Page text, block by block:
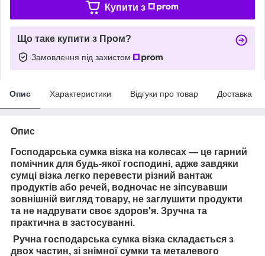
Купити з
Що таке купити з Пром?
Замовлення під захистом
Опис Характеристики Відгуки про товар Доставка
Опис
Господарська сумка візка на колесах — це гарний
помічник для будь-якої господині, адже завдяки
сумці візка легко перевести різний вантаж
продуктів або речей, водночас не зіпсувавши
зовнішній вигляд товару, не заглушити продукти
та не надрувати своє здоров'я. Зручна та
практична в застосуванні.
Ручна господарська сумка візка складається з
двох частин, зі знімної сумки та металевого